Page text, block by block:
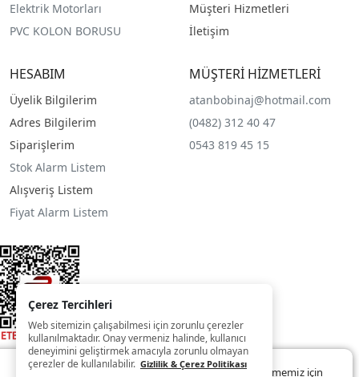
Web sitemizde size daha iyi ve kaliteli hizmet sunabilmemiz için
Elektrik Motorları
PVC KOLON BORUSU
Müşteri Hizmetleri
İletişim
HESABIM
Üyelik Bilgilerim
Adres Bilgilerim
Siparişlerim
Stok Alarm Listem
Alışveriş Listem
Fiyat Alarm Listem
MÜŞTERİ HİZMETLERİ
atanbobinaj@hotmail.com
(0482) 312 40 47
0543 819 45 15
Çerez Tercihleri
Web sitemizin çalışabilmesi için zorunlu çerezler
kullanılmaktadır. Onay vermeniz halinde, kullanıcı
deneyimini geliştirmek amacıyla zorunlu olmayan
çerezler de kullanılabilir. Gizlilik & Çerez Politikası